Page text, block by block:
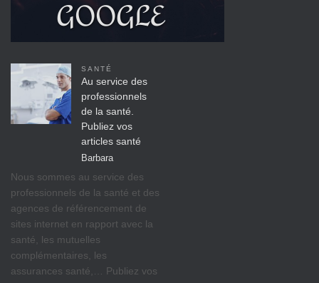
SANTÉ
Au service des
professionnels
de la santé.
Publiez vos
articles santé
Barbara
Nous sommes au service des
professionnels de la santé et des
agences de référencement de
sites internet en rapport avec la
santé, les mutuelles
complémentaires, les
assurances santé,… Publiez vos